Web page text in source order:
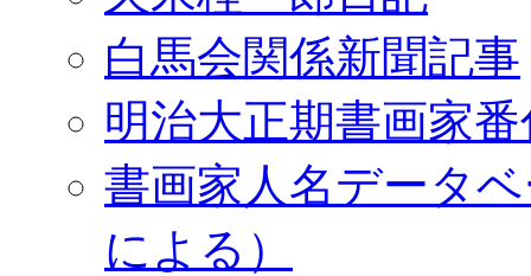
白馬会関係新聞記事
明治大正期書画家
書画家人名データ
による）